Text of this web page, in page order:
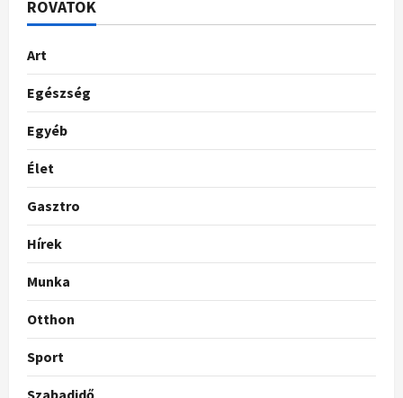
ROVATOK
Art
Egészség
Egyéb
Élet
Gasztro
Hírek
Munka
Otthon
Sport